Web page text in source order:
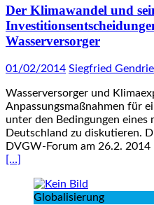
Der Klimawandel und
Wasserversorger
01/02/2014 Siegfried
Wasserversorger und
Anpassungsmaßnahmen für
unter den Bedingungen eines
Deutschland zu diskutieren.
DVGW-Forum am 26.2.
[…]
Globalisierung